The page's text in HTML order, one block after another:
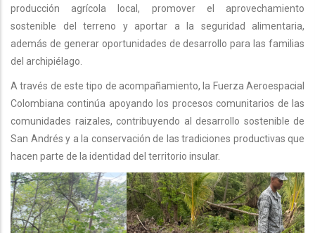
producción agrícola local, promover el aprovechamiento
sostenible del terreno y aportar a la seguridad alimentaria,
además de generar oportunidades de desarrollo para las familias
del archipiélago.
A través de este tipo de acompañamiento, la Fuerza Aeroespacial
Colombiana continúa apoyando los procesos comunitarios de las
comunidades raizales, contribuyendo al desarrollo sostenible de
San Andrés y a la conservación de las tradiciones productivas que
hacen parte de la identidad del territorio insular.